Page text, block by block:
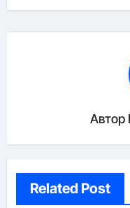
Автор
Related Post